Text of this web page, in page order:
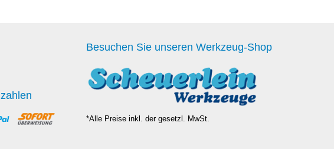
Besuchen Sie unseren Werkzeug-Shop
*Alle Preise inkl. der gesetzl. MwSt.